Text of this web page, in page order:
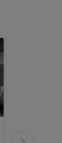
Rethymnon,